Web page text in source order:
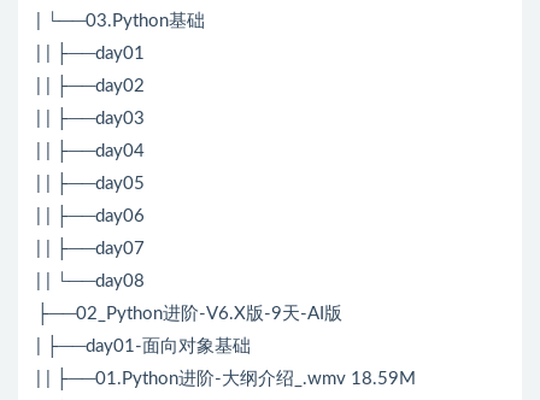
| └──03.Python基础
| | ├──day01
| | ├──day02
| | ├──day03
| | ├──day04
| | ├──day05
| | ├──day06
| | ├──day07
| | └──day08
├──02_Python进阶-V6.X版-9天-AI版
| ├──day01-面向对象基础
| | ├──01.Python进阶-大纲介绍_.wmv 18.59M